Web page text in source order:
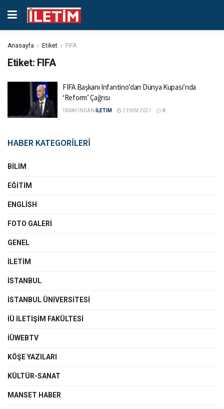
Anasayfa Etiket FIFA
Etiket: FIFA
FIFA Başkanı Infantino’dan Dünya Kupası’nda
‘Reform’ Çağrısı
TARAFINDAN İLETİM 2 EKIM 2021 0
HABER KATEGORİLERİ
BILIM
EĞITIM
ENGLISH
FOTO GALERI
GENEL
İLETIM
İSTANBUL
İSTANBUL ÜNIVERSITESI
İÜ İLETIŞIM FAKÜLTESI
İÜWEBTV
KÖŞE YAZILARI
KÜLTÜR-SANAT
MANSET HABER